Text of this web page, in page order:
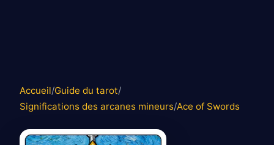
Accueil/Guide du tarot/
Significations des arcanes mineurs/Ace of Swords